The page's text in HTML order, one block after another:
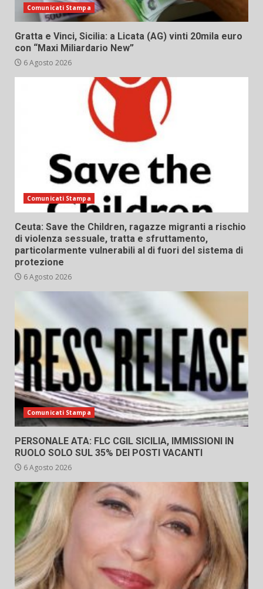
Comunicati Stampa
Gratta e Vinci, Sicilia: a Licata (AG) vinti 20mila euro
con “Maxi Miliardario New”
6 Agosto 2026
Comunicati Stampa
Ceuta: Save the Children, ragazze migranti a rischio
di violenza sessuale, tratta e sfruttamento,
particolarmente vulnerabili al di fuori del sistema di
protezione
6 Agosto 2026
Comunicati Stampa
PERSONALE ATA: FLC CGIL SICILIA, IMMISSIONI IN
RUOLO SOLO SUL 35% DEI POSTI VACANTI
6 Agosto 2026